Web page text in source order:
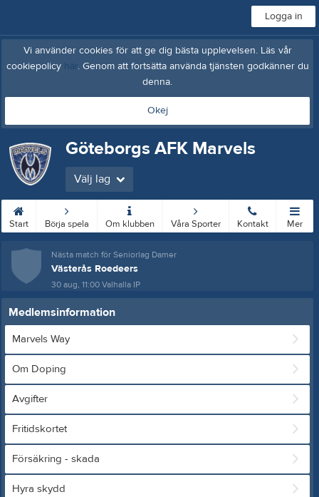
Logga in
Vi använder cookies för att ge dig bästa upplevelsen. Läs vår
cookiepolicy här. Genom att fortsätta använda tjänsten godkänner du
denna.
Okej
Göteborgs AFK Marvels
Välj lag
Start Börja spela Om klubben Våra Sporter Kontakt Mer
Nästa match för Seniorlag Damer
Västerås Roedeers
30 aug, 11:00Valhalla IP
Medlemsinformation
Marvels Way
Om Doping
Avgifter
Fritidskortet
Försäkring - skada
Hyra skydd